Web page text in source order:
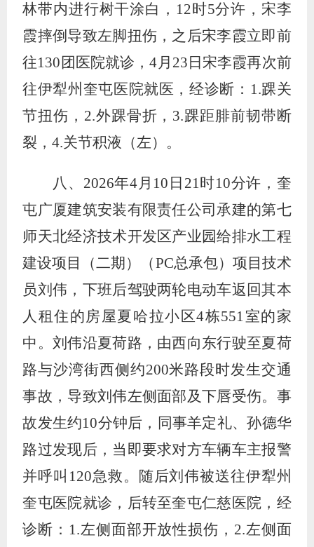
林带内进行树干涂白， 12时5分许，宋李
霞摔倒导致左脚扭伤，之后宋李霞立即前
往130 团医院就诊，4月 23 日宋李霞再次前
往伊犁州奎屯医院就医，经诊断： 1.踝关
节扭伤， 2.外踝骨折， 3.踝距腓前韧带断
裂，4.关节积液（左）。
八、 2026年4月 10 日 21时10分许，奎
屯广厦建筑安装有限责任公司承建的第七
师天北经济技术开发区产业园给排水工程
建设项目（二期）（PC总承包）项目技术
员刘伟，下班后驾驶两轮电动车返回其本
人租住的房屋夏哈拉小区4栋551室的家
中。刘伟沿夏荷路，由西向东行驶至夏荷
路与沙湾街西侧约200米路段时发生交通
事故，导致刘伟左侧面部及下唇受伤。事
故发生约10分钟后，同事羊定礼、孙德华
路过发现后，当即要求对方车辆车主报警
并呼叫 120急救。随后刘伟被送往伊犁州
奎屯医院就诊，后转至奎屯仁慈医院，经
诊断： 1.左侧面部开放性损伤， 2.左侧面